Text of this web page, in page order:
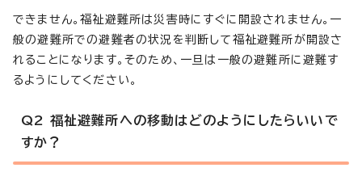
できません。福祉避難所は災害時にすぐに開設されません。一
般の避難所での避難者の状況を判断して福祉避難所が開設さ
れることになります。そのため、一旦は一般の避難所に避難す
るようにしてください。
Q2 福祉避難所への移動はどのようにしたらいいで
すか？